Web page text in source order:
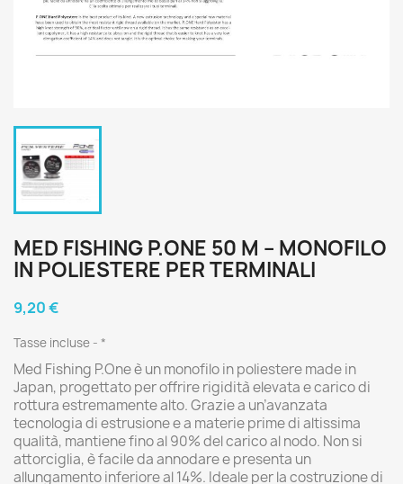
MED FISHING P.ONE 50 M – MONOFILO
IN POLIESTERE PER TERMINALI
9,20 €
Tasse incluse *
Med Fishing P.One è un monofilo in poliestere made in
Japan, progettato per offrire rigidità elevata e carico di
rottura estremamente alto. Grazie a un’avanzata
tecnologia di estrusione e a materie prime di altissima
qualità, mantiene fino al 90% del carico al nodo. Non si
attorciglia, è facile da annodare e presenta un
allungamento inferiore al 14%. Ideale per la costruzione di